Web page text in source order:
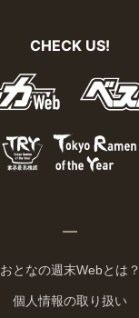
CHECK US!
おとなの週末Webとは？
個人情報の取り扱い